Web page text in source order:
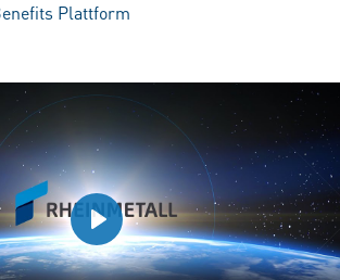
Plattform
Play